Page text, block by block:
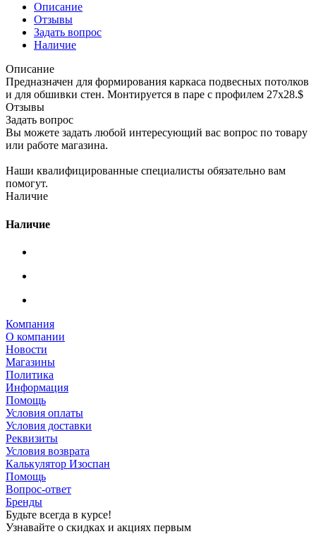
Описание
Отзывы
Задать вопрос
Наличие
Описание
Предназначен для формирования каркаса подвесных потолков
и для обшивки стен. Монтируется в паре с профилем 27х28.$
Отзывы
Задать вопрос
Вы можете задать любой интересующий вас вопрос по товару
или работе магазина.
Наши квалифицированные специалисты обязательно вам
помогут.
Наличие
Наличие
Компания
О компании
Новости
Магазины
Политика
Информация
Помощь
Условия оплаты
Условия доставки
Реквизиты
Условия возврата
Калькулятор Изоспан
Помощь
Вопрос-ответ
Бренды
Будьте всегда в курсе!
Узнавайте о скидках и акциях первым